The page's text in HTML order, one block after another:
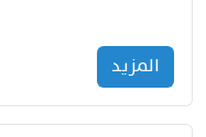
المزید